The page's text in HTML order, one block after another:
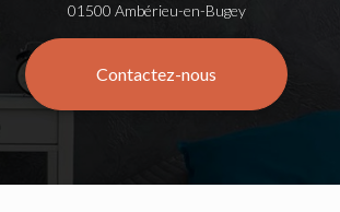
01500 Ambérieu-en-Bugey
Contactez-nous